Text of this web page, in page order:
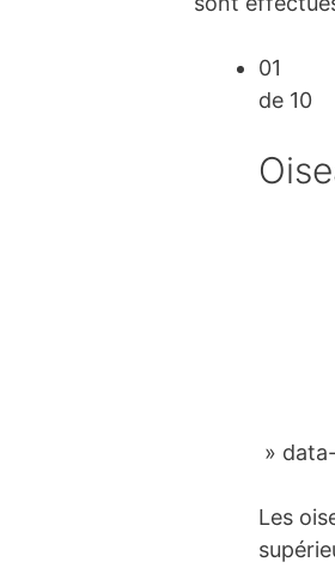
01
de 10
»
Les